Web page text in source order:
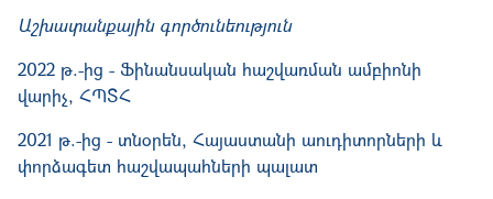
Աշխատանքային գործունեություն
2022 թ.-ից - Ֆինանսական հաշվառման ամբիոնի
վարիչ, ՀՊՏՀ
2021 թ.-ից - տնօրեն, Հայաստանի աուդիտորների և
փորձագետ հաշվապահների պալատ